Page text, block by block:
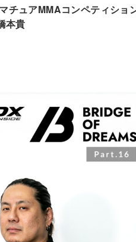
チュアMMAコンペティショ
本貴